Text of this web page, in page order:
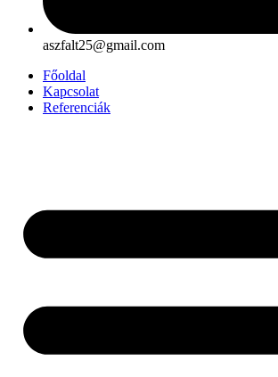
aszfalt25@gmail.com
Főoldal
Kapcsolat
Referenciák